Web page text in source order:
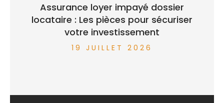
Assurance loyer impayé dossier
locataire : Les pièces pour sécuriser
votre investissement
19 JUILLET 2026